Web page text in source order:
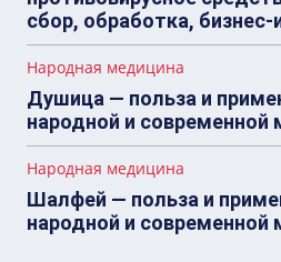
сбор, обработка, бизнес-
Народная медицина
Душица — польза и
народной и современной
Народная медицина
Шалфей — польза и
народной и современной